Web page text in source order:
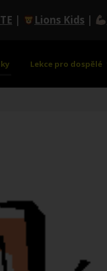
| Lions Kids |
Lekce pro dospělé